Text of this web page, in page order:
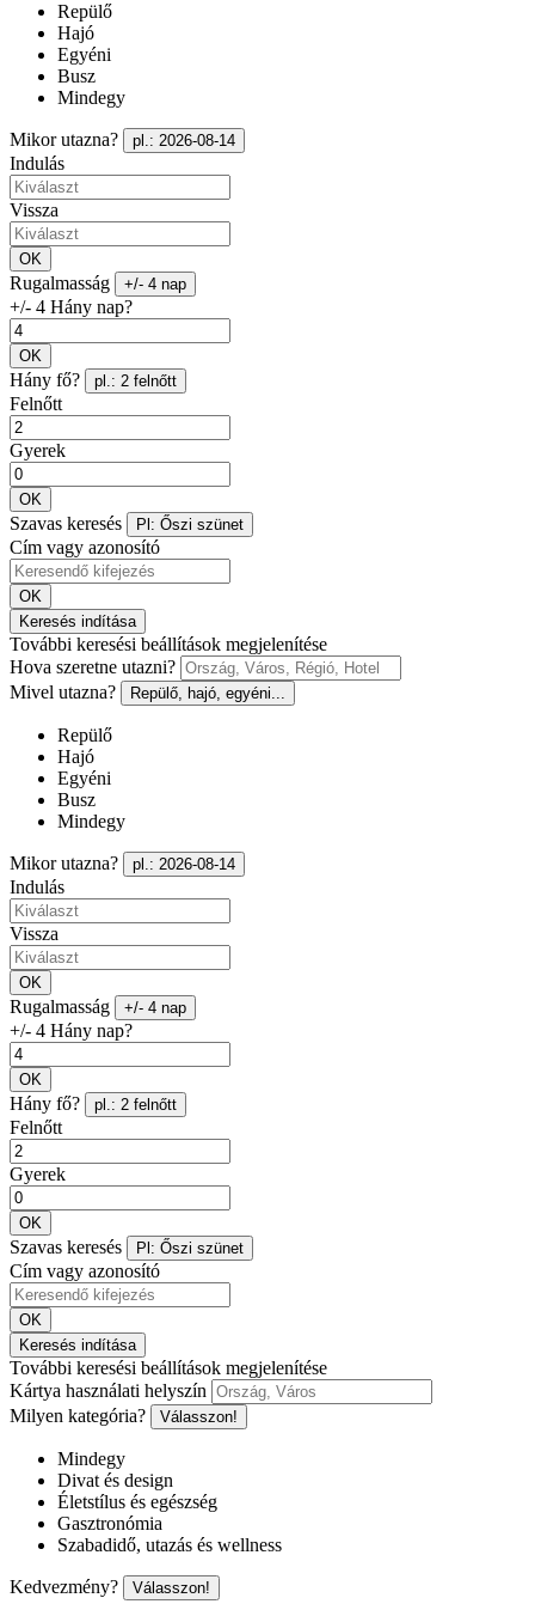
Repülő
Hajó
Egyéni
Busz
Mindegy
Mikor utazna? pl.: 2026-08-14
Indulás
Vissza
OK
Rugalmasság +/- 4 nap
+/- 4 Hány nap?
OK
Hány fő? pl.: 2 felnőtt
Felnőtt
Gyerek
OK
Szavas keresés Pl: Őszi szünet
Cím vagy azonosító
OK
Keresés indítása
További keresési beállítások megjelenítése
Hova szeretne utazni?
Mivel utazna?
Repülő, hajó, egyéni...
Repülő
Hajó
Egyéni
Busz
Mindegy
Mikor utazna? pl.: 2026-08-14
Indulás
Vissza
OK
Rugalmasság +/- 4 nap
+/- 4 Hány nap?
OK
Hány fő? pl.: 2 felnőtt
Felnőtt
Gyerek
OK
Szavas keresés Pl: Őszi szünet
Cím vagy azonosító
OK
Keresés indítása
További keresési beállítások megjelenítése
Kártya használati helyszín
Milyen kategória?
Válasszon!
Mindegy
Divat és design
Életstílus és egészség
Gasztronómia
Szabadidő, utazás és wellness
Kedvezmény? Válasszon!